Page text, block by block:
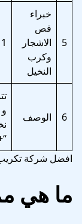
5
خبراء
قص
الاشجار
وكرب
النخيل
11
6 الوصف
افضل شركة
ما هي